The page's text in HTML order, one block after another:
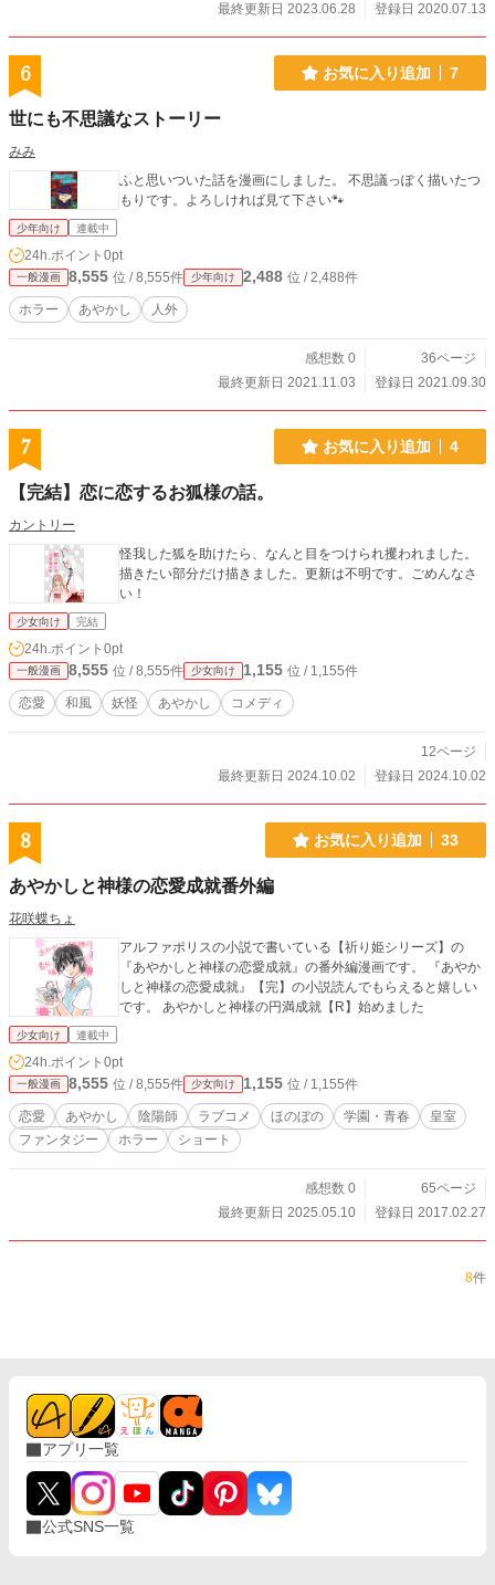
最終更新日 2023.06.28
登録日 2020.07.13
6 お気に入り追加 7
世にも不思議なストーリー
みみ
ふと思いついた話を漫画にしました。 不思議っぽく描いたつ
もりです。よろしければ見て下さい🐾
少年向け 連載中
24h.ポイント 0pt
一般漫画 8,555 位 / 8,555件 少年向け 2,488 位 / 2,488件
ホラー あやかし 人外
感想数 0
36ページ
最終更新日 2021.11.03
登録日 2021.09.30
7 お気に入り追加 4
【完結】恋に恋するお狐様の話。
カントリー
怪我した狐を助けたら、なんと目をつけられ攫われました。
描きたい部分だけ描きました。更新は不明です。ごめんなさ
い！
少女向け 完結
24h.ポイント 0pt
一般漫画 8,555 位 / 8,555件 少女向け 1,155 位 / 1,155件
恋愛 和風 妖怪 あやかし コメディ
12ページ
最終更新日 2024.10.02
登録日 2024.10.02
8 お気に入り追加 33
あやかしと神様の恋愛成就番外編
花咲蝶ちょ
アルファポリスの小説で書いている【祈り姫シリーズ】の
『あやかしと神様の恋愛成就』の番外編漫画です。 『あやか
しと神様の恋愛成就』【完】の小説読んでもらえると嬉しい
です。 あやかしと神様の円満成就【R】始めました
少女向け 連載中
24h.ポイント 0pt
一般漫画 8,555 位 / 8,555件 少女向け 1,155 位 / 1,155件
恋愛 あやかし 陰陽師 ラブコメ ほのぼの 学園・青春
皇室
ファンタジー
ホラー ショート
感想数 0
65ページ
最終更新日 2025.05.10
登録日 2017.02.27
8件
アプリ一覧
公式SNS一覧